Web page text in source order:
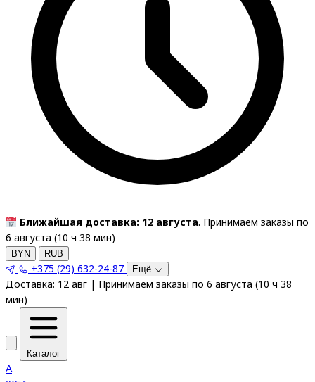
Ближайшая доставка: 12 августа. Принимаем заказы по
6 августа (10 ч 38 мин)
BYN RUB
+375 (29) 632-24-87 Ещё
Доставка: 12 авг | Принимаем заказы по 6 августа (10 ч 38
мин)
Каталог
A